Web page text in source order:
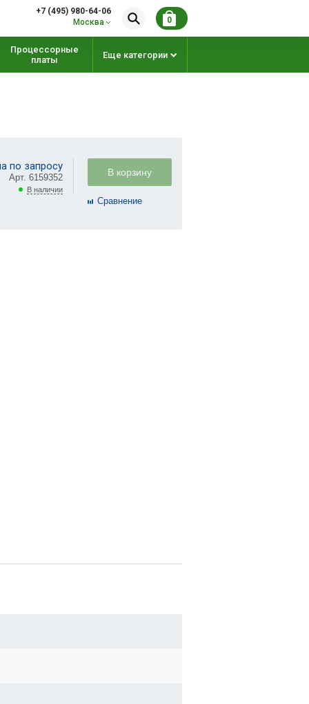
+7 (495) 980-64-06
Москва
0
Процессорные
платы
Еще категории
по запросу
Арт. 6159352
В наличии
В корзину
Cравнение